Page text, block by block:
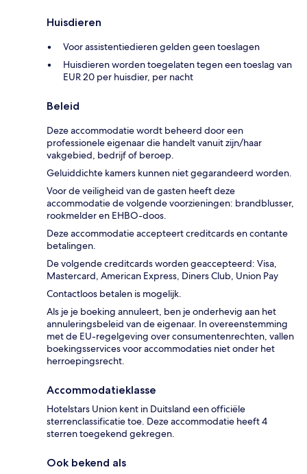
Huisdieren
Voor assistentiedieren gelden geen toeslagen
Huisdieren worden toegelaten tegen een toeslag van
EUR 20 per huisdier, per nacht
Beleid
Deze accommodatie wordt beheerd door een
professionele eigenaar die handelt vanuit zijn/haar
vakgebied, bedrijf of beroep.
Geluiddichte kamers kunnen niet gegarandeerd worden.
Voor de veiligheid van de gasten heeft deze
accommodatie de volgende voorzieningen: brandblusser,
rookmelder en EHBO-doos.
Deze accommodatie accepteert creditcards en contante
betalingen.
De volgende creditcards worden geaccepteerd: Visa,
Mastercard, American Express, Diners Club, Union Pay
Contactloos betalen is mogelijk.
Als je je boeking annuleert, ben je onderhevig aan het
annuleringsbeleid van de eigenaar. In overeenstemming
met de EU-regelgeving over consumentenrechten, vallen
boekingsservices voor accommodaties niet onder het
herroepingsrecht.
Accommodatieklasse
Hotelstars Union kent in Duitsland een officiële
sterrenclassificatie toe. Deze accommodatie heeft 4
sterren toegekend gekregen.
Ook bekend als